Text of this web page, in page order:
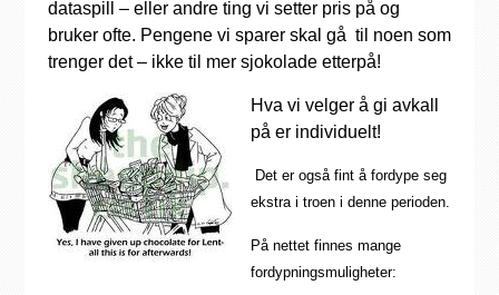
dataspill – eller andre ting vi setter pris på og
bruker ofte. Pengene vi sparer skal gå til noen som
trenger det – ikke til mer sjokolade etterpå!
Hva vi velger å gi avkall
på er individuelt!
Det er også fint å fordype seg
ekstra i troen i denne perioden.
På nettet finnes mange
fordypningsmuligheter: